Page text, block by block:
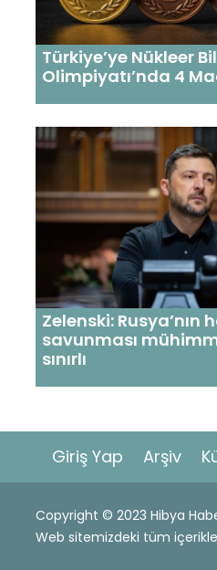
Türkiye’ye Nükleer
Olimpiyatı’nda 4
Zelenski: Rusya’nın
savunması
sınırlı
Giriş Yap Arşiv
Copyright © 2023 Hibya
Web sitemizdeki tüm